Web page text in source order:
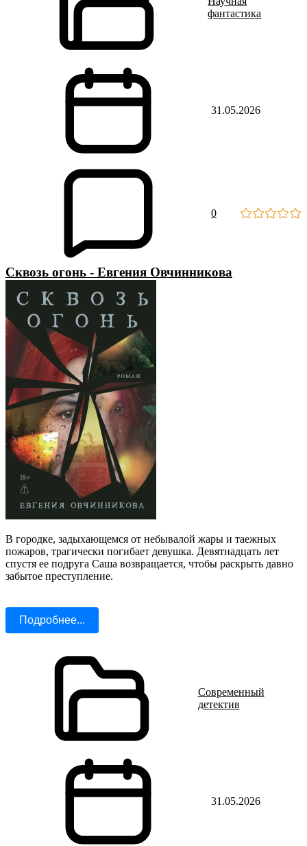
фантастика
31.05.2026
0
Сквозь огонь - Евгения Овчинникова
В городке, задыхающемся от небывалой жары и таежных
пожаров, трагически погибает девушка. Девятнадцать лет
спустя ее подруга Саша возвращается, чтобы раскрыть давно
забытое преступление.
Подробнее...
Современный
детектив
31.05.2026